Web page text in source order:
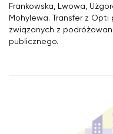
Frankowska, Lwowa,
Mohylewa. Transfer z
związanych z
publicznego.